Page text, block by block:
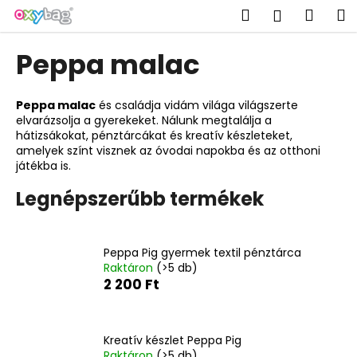
Ugrás
fő
tartalomhoz
Keresés
Peppa malac
Peppa malac és családja vidám világa világszerte
elvarázsolja a gyerekeket. Nálunk megtalálja a
hátizsákokat, pénztárcákat és kreatív készleteket,
amelyek színt visznek az óvodai napokba és az otthoni
játékba is.
Legnépszerűbb termékek
Peppa Pig gyermek textil pénztárca
Raktáron (>5 db)
2 200 Ft
Kreatív készlet Peppa Pig
o
i
t
k
e
r
e
KERESÉS